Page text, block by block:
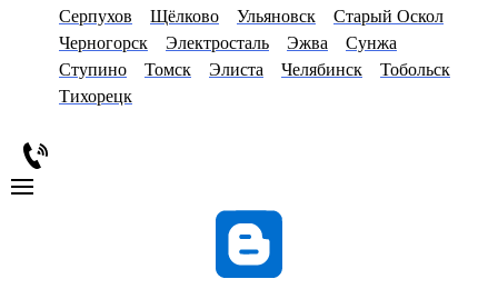
Серпухов
Щёлково Ульяновск
Старый Оскол
Черногорск
Электросталь Эжва
Сунжа
Ступино
Томск Элиста Челябинск
Тобольск
Тихорецк